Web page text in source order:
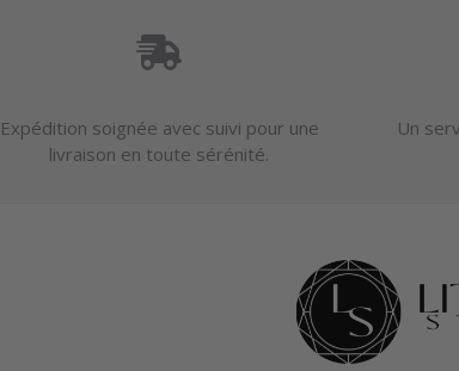
Expédition soignée avec suivi pour une
livraison en toute sérénité.
Un